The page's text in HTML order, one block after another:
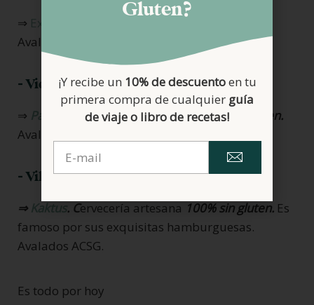
⇒ Exento Sin Gluten
Avalados FACE.
- Vicálvaro
⇒ Pastelería Artediet. Pastelería 100% sin gluten.
Avalados ASCG. Envíos on line
- Villaviciosa de Odón
⇒ Kaktus. Cervecería artesana 100% sin gluten. Es
famoso por sus exquisitas hamburguesas.
Avalados ACSG.
Es todo por hoy
Gluten?
¡Y recibe un 10% de descuentoen tu
primera compra de cualquier guía
de viaje o libro de recetas!